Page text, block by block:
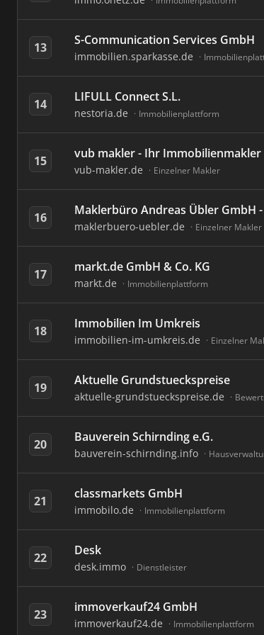
13 S-Communication Services GmbH
immobilien.sparkasse.de
14 LIFULL Connect S.L.
nestoria.de Immobilienplattform
15 vub makler - Ihr
vub-makler.de Einzelner Makler
16 Maklerbüro Andreas Übler GmbH
maklerbuero-uebler.de Einzelner Makler
17 markt.de GmbH & Co. KG
markt.de Immobilienplattform
18 Immobilien Im Umkreis
immobilien-im-umkreis.de Einzelner
19 Aktuelle Grundstueckspreise
aktuelle-grundstueckspreise.de
20 Bauverein Schirnding e.G.
bauverein-schirnding.info
21 classmarkets GmbH
immobilo.de Immobilienplattform
22 Desk
desk.immo Dienstleister
23 immoverkauf24 GmbH
immoverkauf24.de Immobilienplattform